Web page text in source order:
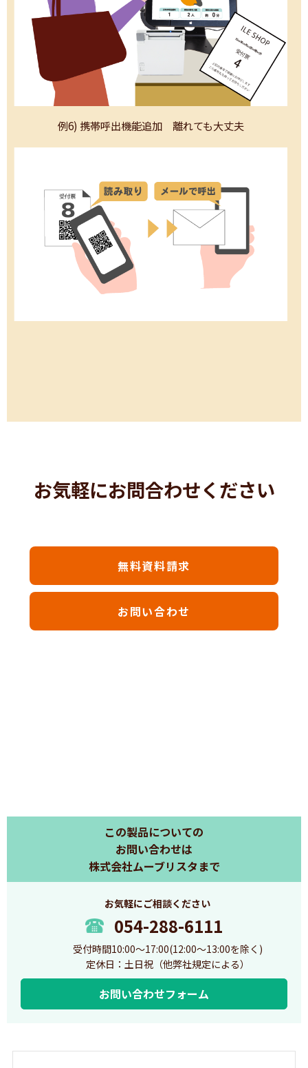
例6) 携帯呼出機能追加 離れても大丈夫
お気軽にお問合わせください
無料資料請求
お問い合わせ
この製品についての
お問い合わせは
株式会社ムーブリスタまで
お気軽にご相談ください
054-288-6111
受付時間10:00～17:00(12:00～13:00を除く)
定休日：土日祝（他弊社規定による）
お問い合わせフォーム